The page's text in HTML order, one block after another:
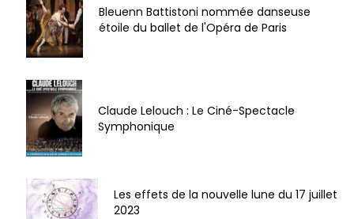
Bleuenn Battistoni nommée danseuse
étoile du ballet de l'Opéra de Paris
Claude Lelouch : Le Ciné-Spectacle
Symphonique
Les effets de la nouvelle lune du 17 juillet
2023